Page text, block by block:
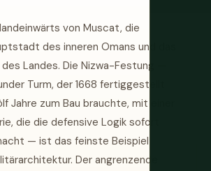
von Muscat, die
des inneren Omans und das
Landes. Die Nizwa-Festung —
Turm, der 1668 fertiggestellt
Jahre zum Bau brauchte, mit einer
die die defensive Logik sofort
— ist das feinste Beispiel
Der angrenzende